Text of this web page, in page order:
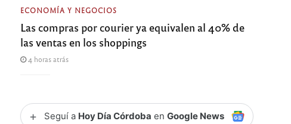
ECONOMÍA Y NEGOCIOS
Las compras por courier ya equivalen al 40% de
las ventas en los shoppings
4 horas atrás
+ Seguí a Hoy Día Córdoba enGoogle News